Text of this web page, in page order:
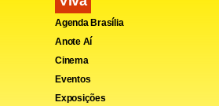
órgãos competentes.
Agenda Brasília
Anote Aí
Cinema
Eventos
Exposições